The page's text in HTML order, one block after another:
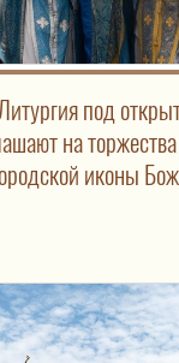
под
на торжества
иконы